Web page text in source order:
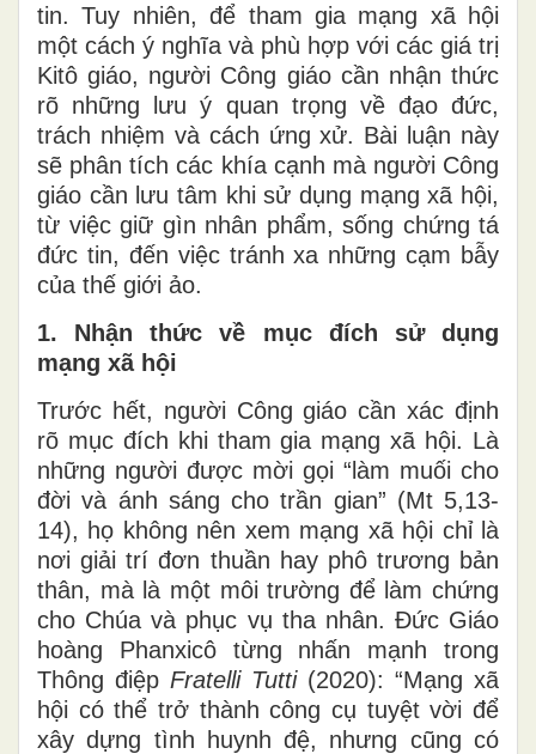
tin. Tuy nhiên, để tham gia mạng xã hội
một cách ý nghĩa và phù hợp với các giá trị
Kitô giáo, người Công giáo cần nhận thức
rõ những lưu ý quan trọng về đạo đức,
trách nhiệm và cách ứng xử. Bài luận này
sẽ phân tích các khía cạnh mà người Công
giáo cần lưu tâm khi sử dụng mạng xã hội,
từ việc giữ gìn nhân phẩm, sống chứng tá
đức tin, đến việc tránh xa những cạm bẫy
của thế giới ảo.
1. Nhận thức về mục đích sử dụng
mạng xã hội
Trước hết, người Công giáo cần xác định
rõ mục đích khi tham gia mạng xã hội. Là
những người được mời gọi “làm muối cho
đời và ánh sáng cho trần gian” (Mt 5,13-
14), họ không nên xem mạng xã hội chỉ là
nơi giải trí đơn thuần hay phô trương bản
thân, mà là một môi trường để làm chứng
cho Chúa và phục vụ tha nhân. Đức Giáo
hoàng Phanxicô từng nhấn mạnh trong
Thông điệp Fratelli Tutti(2020): “Mạng xã
hội có thể trở thành công cụ tuyệt vời để
xây dựng tình huynh đệ, nhưng cũng có